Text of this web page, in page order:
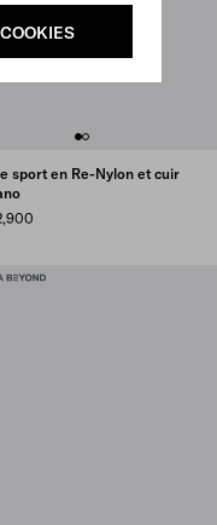
sport en Re-Nylon et cuir